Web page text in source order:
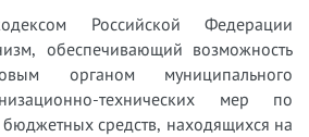
Российской Федерации
обеспечивающий возможность
органом муниципального
технических мер по
средств, находящихся на